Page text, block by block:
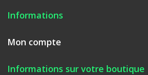
Informations
Mon compte
Informations sur votre boutique